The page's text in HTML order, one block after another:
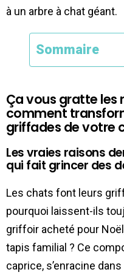
à un arbre à chat géant.
Sommaire
Ça vous gratte les
comment
griffades de votre
Les vraies raisons
qui fait grincer des
Les chats font leurs
pourquoi laissent-ils
griffoir acheté pour
tapis familial ? Ce
caprice, s’enracine